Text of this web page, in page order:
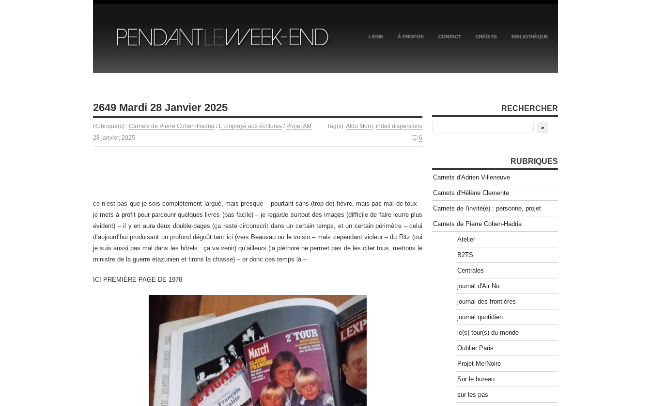
LIENS À PROPOS CONTACT CRÉDITS BIBLIOTHÈQUE
2649 Mardi 28 Janvier 2025
Rubrique(s) : Carnets de Pierre Cohen-Hadria / L'Employé aux écritures / Projet AM Tag(s):Aldo Moro, index dispersions
28 janvier, 2025
6
ce n’est pas que je sois complètement largué, mais presque – pourtant sans (trop de) fièvre, mais pas mal de toux –
je mets à profit pour parcourir quelques livres (pas facile) – je regarde surtout des images (difficile de faire leurre plus
évident) – il y en aura deux double-pages (ça reste circonscrit dans un certain temps, et un certain périmètre – celui
d’aujourd’hui produisant un profond dégoût tant ici (vers Beauvau ou le voisin – mais cependant violeur – du Ritz (oui
je suis aussi pas mal dans les hôtels : ça va venir) qu’ailleurs (la pléthore ne permet pas de les citer tous, mettons le
ministre de la guerre étazunien et tirons la chasse) – or donc ces temps là –
ICI PREMIÈRE PAGE DE 1978
RECHERCHER
RUBRIQUES
Carnets d'Adrien Villeneuve
Carnets d'Hélène Clemente
Carnets de l'invité(e) : personne, projet
Carnets de Pierre Cohen-Hadria
Atelier
B2TS
Centrales
journal d'Air Nu
journal des frontières
journal quotidien
le(s) tour(s) du monde
Oublier Paris
Projet MerNoire
Sur le bureau
sur les pas